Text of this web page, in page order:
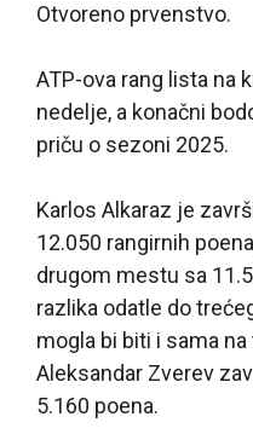
Otvoreno prvenstvo.
ATP-ova rang lista na
nedelje, a konačni
priču o sezoni 2025.
Karlos Alkaraz je
12.050 rangirnih
drugom mestu sa
razlika odatle do
mogla bi biti i sama
Aleksandar Zverev
5.160 poena.